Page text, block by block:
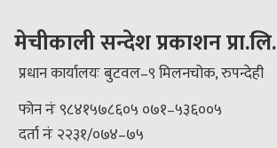
मेचीकाली सन्देश प्रकाशन प्रा.लि.
प्रधान कार्यालयः बुटवल–९ मिलनचोक, रुपन्देही
फोन नंः ९८४१५७८६०५ ०७१–५३६००५
दर्ता नंः २२३१/०७४–७५